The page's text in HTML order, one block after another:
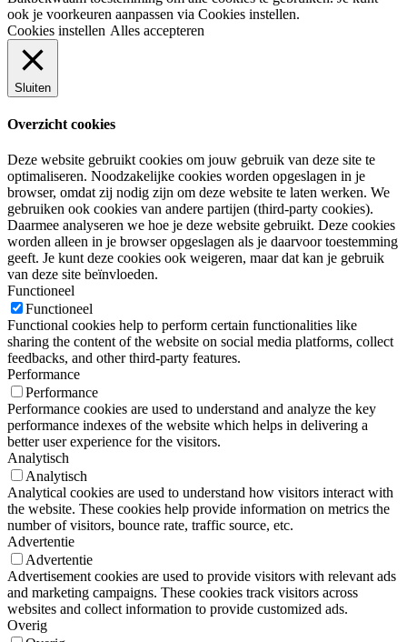
ook je voorkeuren aanpassen via Cookies instellen.
Cookies instellen Alles accepteren
Sluiten
Overzicht cookies
Deze website gebruikt cookies om jouw gebruik van deze site te
optimaliseren. Noodzakelijke cookies worden opgeslagen in je
browser, omdat zij nodig zijn om deze website te laten werken. We
gebruiken ook cookies van andere partijen (third-party cookies).
Daarmee analyseren we hoe je deze website gebruikt. Deze cookies
worden alleen in je browser opgeslagen als je daarvoor toestemming
geeft. Je kunt deze cookies ook weigeren, maar dat kan je gebruik
van deze site beïnvloeden.
Functioneel
Functioneel
Functional cookies help to perform certain functionalities like
sharing the content of the website on social media platforms, collect
feedbacks, and other third-party features.
Performance
Performance
Performance cookies are used to understand and analyze the key
performance indexes of the website which helps in delivering a
better user experience for the visitors.
Analytisch
Analytisch
Analytical cookies are used to understand how visitors interact with
the website. These cookies help provide information on metrics the
number of visitors, bounce rate, traffic source, etc.
Advertentie
Advertentie
Advertisement cookies are used to provide visitors with relevant ads
and marketing campaigns. These cookies track visitors across
websites and collect information to provide customized ads.
Overig